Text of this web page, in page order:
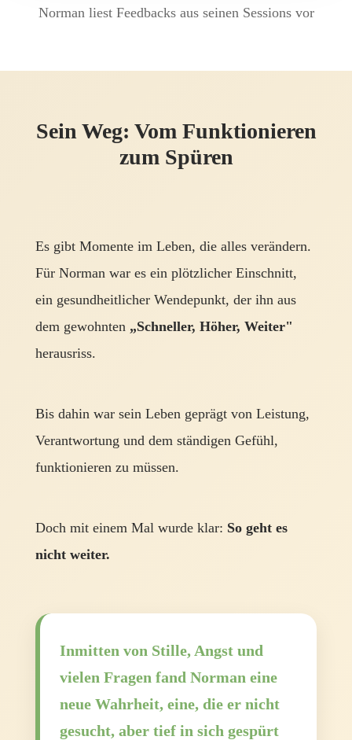
Norman liest Feedbacks aus seinen Sessions vor
Sein Weg: Vom Funktionieren
zum Spüren
Es gibt Momente im Leben, die alles verändern.
Für Norman war es ein plötzlicher Einschnitt,
ein gesundheitlicher Wendepunkt, der ihn aus
dem gewohnten „Schneller, Höher, Weiter"
herausriss.
Bis dahin war sein Leben geprägt von Leistung,
Verantwortung und dem ständigen Gefühl,
funktionieren zu müssen.
Doch mit einem Mal wurde klar: So geht es
nicht weiter.
Inmitten von Stille, Angst und
vielen Fragen fand Norman eine
neue Wahrheit, eine, die er nicht
gesucht, aber tief in sich gespürt